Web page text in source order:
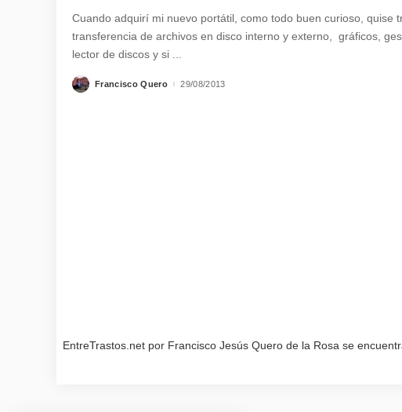
Cuando adquirí mi nuevo portátil, como todo buen curioso, quise
transferencia de archivos en disco interno y externo, gráficos,
lector de discos y si ...
Posted
by
Francisco Quero 29/08/2013
EntreTrastos.net por Francisco Jesús Quero de la Rosa se